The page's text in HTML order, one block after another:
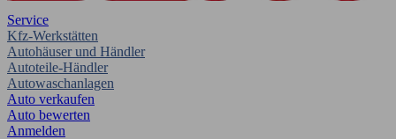
Service
Kfz-Werkstätten
Autohäuser und Händler
Autoteile-Händler
Autowaschanlagen
Auto verkaufen
Auto bewerten
Anmelden